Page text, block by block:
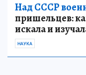
Над СССР
пришельцев:
искала и
НАУКА